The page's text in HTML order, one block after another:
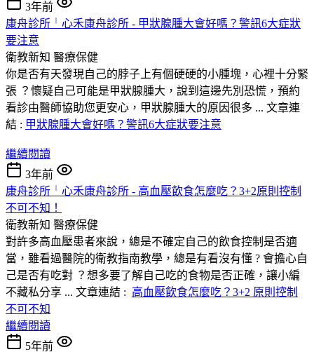
3年前
康舟診所╵心禾康舟診所 - 甲狀腺腫大會好嗎？警訊6大症狀
要注意
衛教新知 醫療保健
你是否有天發現自己的脖子上有個硬硬的小腫塊，心裡十分緊
張 ？懷疑自己可能是甲狀腺腫大，說到這邊先別恐慌，預約
看診由醫師協助您更安心，甲狀腺腫大的原因很多 ... 文章連
結 : 甲狀腺腫大會好嗎？警訊6大症狀要注意
繼續閱讀
3年前
康舟診所╵心禾康舟診所 - 高血壓飲食怎麼吃？3+2原則控制
不可不知！
衛教新知 醫療保健
對許多高血壓患者來說，總是不確定自己的飲食控制是否適
當，雖看過醫院的衛教指南教學，總是有看沒有懂 ? 會擔心自
己是否有吃對 ？想多要了解自己吃的食物是否正確，讓小編
不藏私分享 ... 文章連結 : 高血壓飲食怎麼吃？3+2 原則控制
不可不知
繼續閱讀
5年前